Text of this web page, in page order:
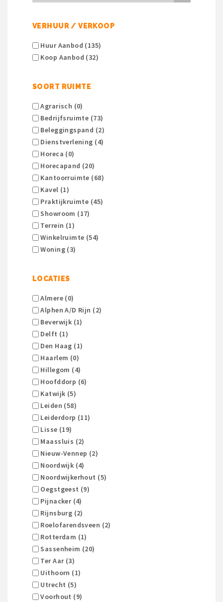
VERHUUR / VERKOOP
Huur Aanbod (135)
Koop Aanbod (32)
SOORT RUIMTE
Agrarisch (0)
Bedrijfsruimte (73)
Beleggingspand (2)
Dienstverlening (4)
Horeca (0)
Horecapand (20)
Kantoorruimte (68)
Kavel (1)
Praktijkruimte (45)
Showroom (17)
Terrein (1)
Winkelruimte (54)
Woning (3)
LOCATIES
Almere (0)
Alphen A/d Rijn (2)
Beverwijk (1)
Delft (1)
Den Haag (1)
Haarlem (0)
Hillegom (4)
Hoofddorp (6)
Katwijk (5)
Leiden (58)
Leiderdorp (11)
Lisse (19)
Maassluis (2)
Nieuw-Vennep (2)
Noordwijk (4)
Noordwijkerhout (5)
Oegstgeest (9)
Pijnacker (4)
Rijnsburg (2)
Roelofarendsveen (2)
Rotterdam (1)
Sassenheim (20)
Ter Aar (3)
Uithoorn (1)
Utrecht (5)
Voorhout (9)